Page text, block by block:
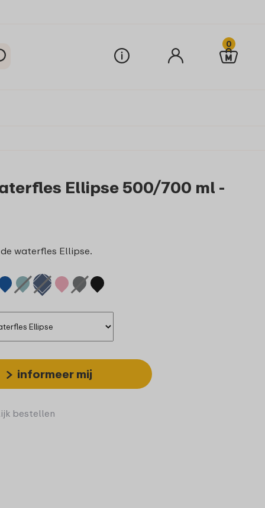
0
Ellipse 500/700 ml -
waterfles Ellipse.
informeer mij
bestellen